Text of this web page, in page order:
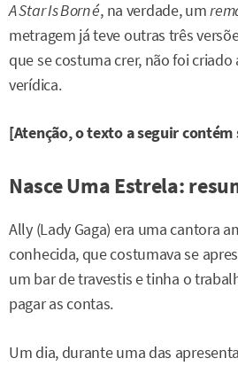
A Star Is Born é, na verdade, um
metragem já teve outras três
que se costuma crer, não foi
verídica.
[Atenção, o texto a seguir contém
Nasce Uma Estrela:
Ally (Lady Gaga) era uma cantora
conhecida, que costumava se
um bar de travestis e tinha o
pagar as contas.
Um dia, durante uma das